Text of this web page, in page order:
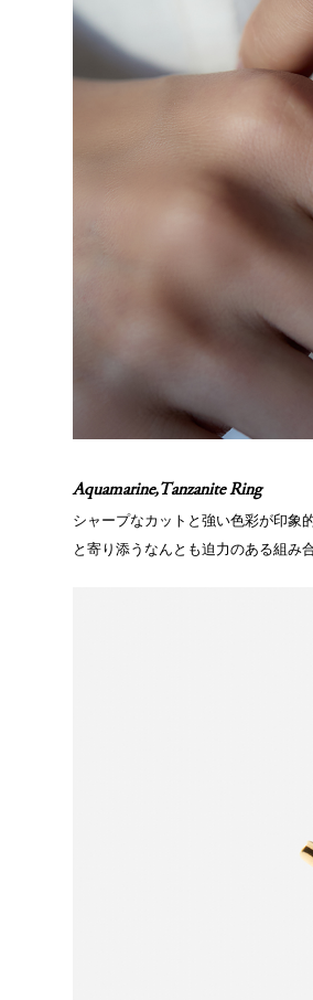
Aquamarine,Tanzanite Ring
シャープなカットと強い色彩が印象
と寄り添うなんとも迫力のある組み